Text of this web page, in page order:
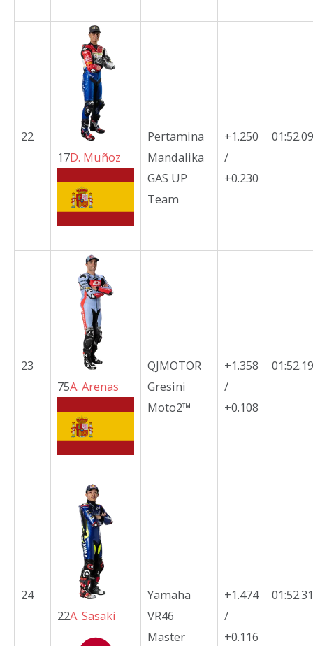
22
17D. Muñoz
Pertamina
Mandalika
GAS UP
Team
+1.250
/
+0.230
23
75A. Arenas
QJMOTOR
Gresini
Moto2™
+1.358
/
+0.108
24
22A. Sasaki
Yamaha
VR46
Master
+1.474
/
+0.116